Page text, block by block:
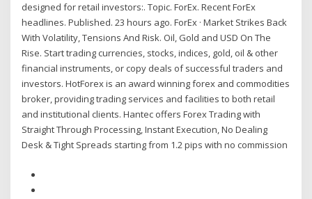
designed for retail investors:. Topic. ForEx. Recent ForEx
headlines. Published. 23 hours ago. ForEx · Market Strikes Back
With Volatility, Tensions And Risk. Oil, Gold and USD On The
Rise. Start trading currencies, stocks, indices, gold, oil & other
financial instruments, or copy deals of successful traders and
investors. HotForex is an award winning forex and commodities
broker, providing trading services and facilities to both retail
and institutional clients. Hantec offers Forex Trading with
Straight Through Processing, Instant Execution, No Dealing
Desk & Tight Spreads starting from 1.2 pips with no commission